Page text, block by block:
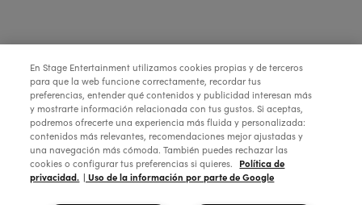
STAGE ENTERTAINMENT
COLABORA:
En Stage Entertainment utilizamos cookies propias y de terceros
para que la web funcione correctamente, recordar tus
preferencias, entender qué contenidos y publicidad interesan más
y mostrarte información relacionada con tus gustos. Si aceptas,
podremos ofrecerte una experiencia más fluida y personalizada:
contenidos más relevantes, recomendaciones mejor ajustadas y
una navegación más cómoda. También puedes rechazar las
cookies o configurar tus preferencias si quieres.
Política de
privacidad. | Uso de la información por parte de Google